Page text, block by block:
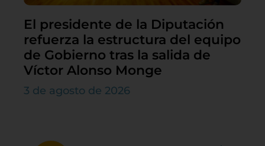
El presidente de la Diputación
refuerza la estructura del equipo
de Gobierno tras la salida de
Víctor Alonso Monge
3 de agosto de 2026